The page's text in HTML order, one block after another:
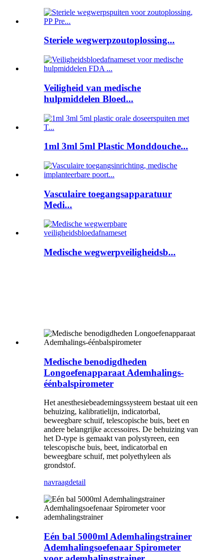
Steriele wegwerpzoutoplossing...
Veiligheid van medische
hulpmiddelen Bloed...
1ml 3ml 5ml Plastic Monddouche...
Vasculaire toegangsapparatuur
Medi...
Medische wegwerpveiligheidsb...
Medische benodigdheden
Longoefenapparaat Ademhalings-
éénbalspirometer
Het anesthesiebeademingssysteem bestaat uit een
behuizing, kalibratielijn, indicatorbal,
beweegbare schuif, telescopische buis, beet en
andere belangrijke accessoires. De behuizing van
het D-type is gemaakt van polystyreen, een
telescopische buis, beet, indicatorbal en
beweegbare schuif, met polyethyleen als
grondstof.
navraagdetail
Eén bal 5000ml Ademhalingstrainer
Ademhalingsoefenaar Spirometer